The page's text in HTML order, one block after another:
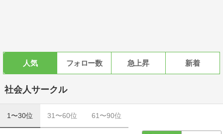
人気 フォロー数 急上昇 新着
社会人サークル
1〜30位 31〜60位 61〜90位